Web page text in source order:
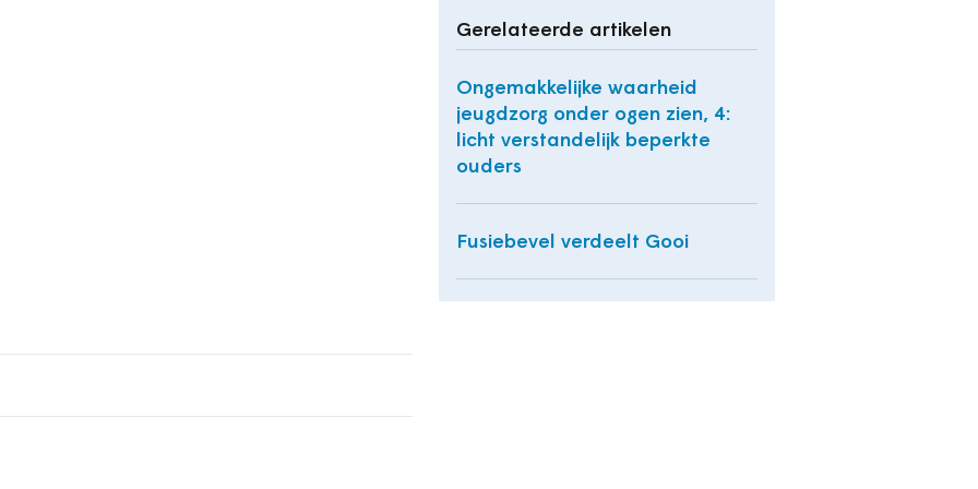
Gerelateerde artikelen
Ongemakkelijke waarheid
jeugdzorg onder ogen zien, 4:
licht verstandelijk beperkte
ouders
Fusiebevel verdeelt Gooi